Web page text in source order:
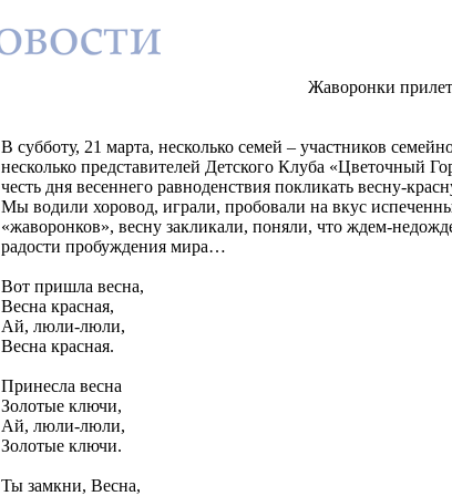
Жаворонки
В субботу, 21 марта, несколько семей – участников
несколько представителей Детского Клуба «Цветочный
честь дня весеннего равноденствия покликать весну-
Мы водили хоровод, играли, пробовали на вкус
«жаворонков», весну закликали, поняли, что ждем-
радости пробуждения мира…
Вот пришла весна,
Весна красная,
Ай, люли-люли,
Весна красная.
Принесла весна
Золотые ключи,
Ай, люли-люли,
Золотые ключи.
Ты замкни, Весна,